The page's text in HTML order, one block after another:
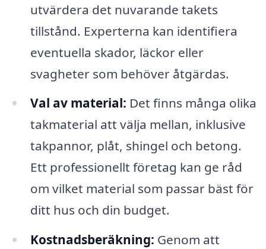
utvärdera det nuvarande takets
tillstånd. Experterna kan identifiera
eventuella skador, läckor eller
svagheter som behöver åtgärdas.
Val av material: Det finns många olika
takmaterial att välja mellan, inklusive
takpannor, plåt, shingel och betong.
Ett professionellt företag kan ge råd
om vilket material som passar bäst för
ditt hus och din budget.
Kostnadsberäkning: Genom att